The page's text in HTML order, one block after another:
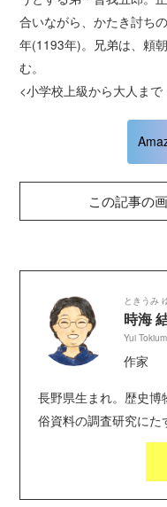
合いながら、かたき討ち
年(1193年)。兄弟は、頼
む。
<小学校上級から大人ま
この記事の
ときうみ
時海
Yui
作家
長野県生まれ。歴史
俗資料の調査研究に
著書に『平家物語
かぐや姫』『枕草子